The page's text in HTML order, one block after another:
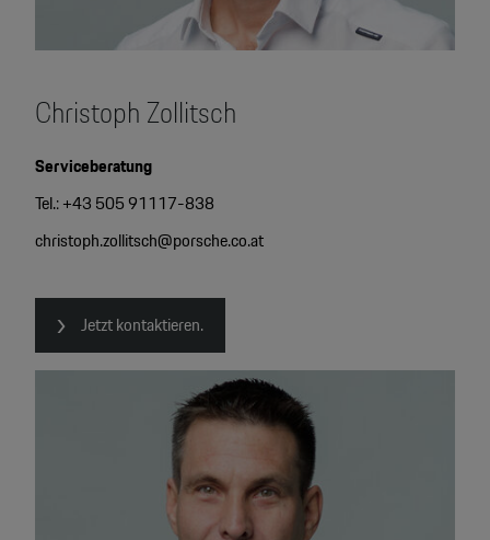
Christoph Zollitsch
Serviceberatung
Tel.: +43 505 91117-838
christoph.zollitsch@porsche.co.at
Jetzt kontaktieren.